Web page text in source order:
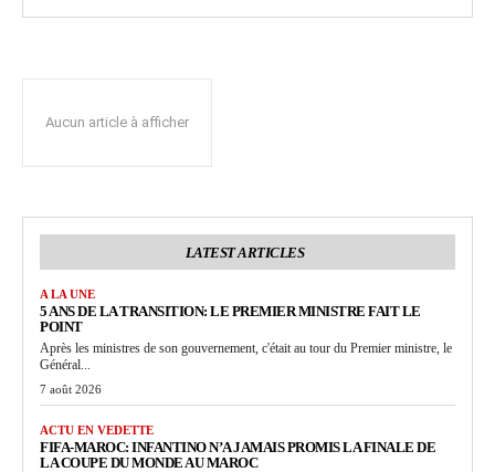
Aucun article à afficher
LATEST ARTICLES
A LA UNE
5 ANS DE LA TRANSITION: LE PREMIER MINISTRE FAIT LE
POINT
Après les ministres de son gouvernement, c'était au tour du Premier ministre, le
Général...
7 août 2026
ACTU EN VEDETTE
FIFA-MAROC: INFANTINO N’A JAMAIS PROMIS LA FINALE DE
LA COUPE DU MONDE AU MAROC